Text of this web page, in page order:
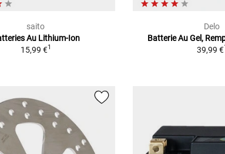
saito
Au Lithium-Ion
15,99 €1
Delo
Batterie Au Gel,
39,99 €